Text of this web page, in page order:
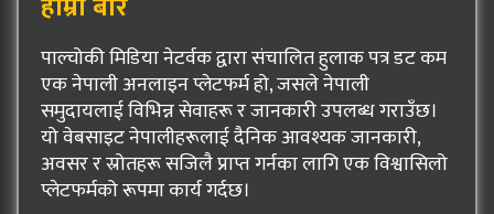
पाल्चोकी मिडिया नेटर्वक द्वारा संचालित हुलाक पत्र डट कम
एक नेपाली अनलाइन प्लेटफर्म हो, जसले नेपाली
समुदायलाई विभिन्न सेवाहरू र जानकारी उपलब्ध गराउँछ।
यो वेबसाइट नेपालीहरूलाई दैनिक आवश्यक जानकारी,
अवसर र स्रोतहरू सजिलै प्राप्त गर्नका लागि एक विश्वासिलो
प्लेटफर्मको रूपमा कार्य गर्दछ।